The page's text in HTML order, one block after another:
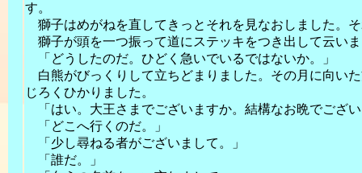
す。
獅子はめがねを直してきっとそれを見なおしました。
獅子が頭を一つ振って道にステッキをつき出して云い
「どうしたのだ。ひどく急いでいるではないか。」
白熊がびっくりして立ちどまりました。その月に向い
じろくひかりました。
「はい。大王さまでございますか。結構なお晩でござ
「どこへ行くのだ。」
「少し尋ねる者がございまして。」
「誰だ。」